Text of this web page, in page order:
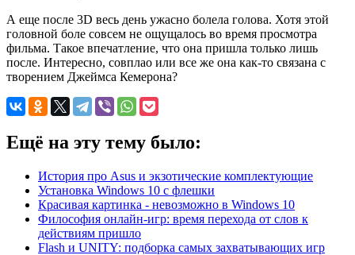
А еще после 3D весь день ужасно болела голова. Хотя этой
головной боле совсем не ощущалось во время просмотра
фильма. Такое впечатление, что она пришла только лишь
после. Интересно, совплао или все же она как-то связана с
творением Джеймса Кемерона?
Ещё на эту тему было:
История про Asus и экзотические комплектующие
Установка Windows 10 с флешки
Красивая картинка - невозможно в Windows 10
Философия онлайн-игр: время перехода от слов к
действиям пришло
Flash и UNITY: подборка самых захватывающих игр